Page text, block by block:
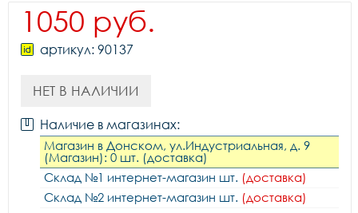
1050 руб.
артикул: 90137
НЕТ В НАЛИЧИИ
Наличие в магазинах:
Магазин в Донском, ул.Индустриальная, д. 9
(Магазин): 0 шт. (доставка)
Склад №1 интернет-магазин шт. (доставка)
Склад №2 интернет-магазин шт. (доставка)